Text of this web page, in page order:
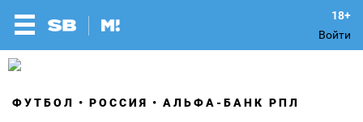
Войти
ФУТБОЛ РОССИЯ АЛЬФА-БАНК РПЛ